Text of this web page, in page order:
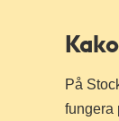
På
fungera